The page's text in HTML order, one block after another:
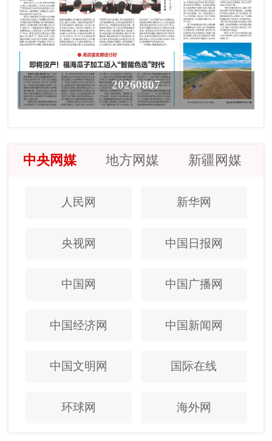
20260807
中央网媒 地方网媒 新疆网媒
人民网 新华网
央视网 中国日报网
中国网 中国广播网
中国经济网 中国新闻网
中国文明网 国际在线
环球网 海外网